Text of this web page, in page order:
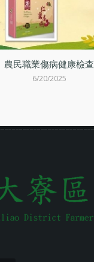
農民職業傷病健康檢查
6/20/2025